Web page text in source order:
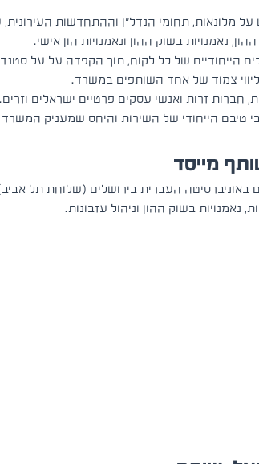
מלונאות, תחומי הנדל"ן וההתחדשות
נאמנויות בשוק ההון ונאמנויות הון אישי.
הייחודיים של כל לקוח, תוך הקפדה על על
צמוד של אחד השותפים במשרד.
זרות ואנשי עסקים פרטיים ישראלים
טיבם הייחודי של השירות והיחס שמעניק המשרד
מייסד
העברית בירושלים (שלוחת תל אביב). חבר
נאמנויות בשוק ההון וניהול עזבונות.